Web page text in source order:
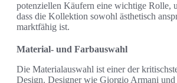
potenziellen Käufern eine wichtige Rolle,
dass die Kollektion sowohl ästhetisch
marktfähig ist.
Material- und Farbauswahl
Die Materialauswahl ist einer der
Design. Designer wie Giorgio Armani